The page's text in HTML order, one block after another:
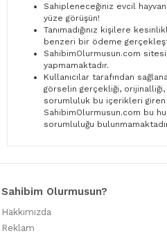
Sahipleneceğiniz evcil
yüze görüşün!
Tanımadığınız kişilere
benzeri bir ödeme
SahibimOlurmusun.com sitesi
yapmamaktadır.
Kullanıcılar tarafından
görselin gerçekliği, orijinalliği,
sorumluluk bu içerikleri giren
SahibimOlurmusun.com bu
sorumluluğu
Sahibim Olurmusun?
Hakkımızda
Reklam